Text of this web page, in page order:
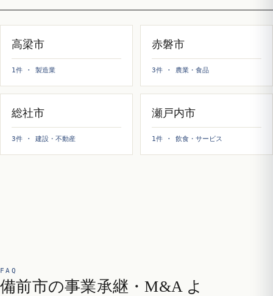
高梁市
1件 · 製造業
赤磐市
3件 · 農業・食品
総社市
3件 · 建設・不動産
瀬戸内市
1件 · 飲食・サービス
FAQ
備前市の事業承継・M&A よ